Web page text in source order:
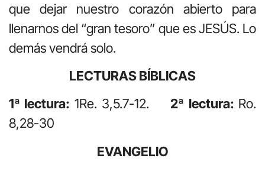
que dejar nuestro corazón abierto para
llenarnos del “gran tesoro” que es JESÚS. Lo
demás vendrá solo.
LECTURAS BÍBLICAS
1ª lectura: 1Re. 3,5.7-12. 2ª lectura: Ro.
8,28-30
EVANGELIO